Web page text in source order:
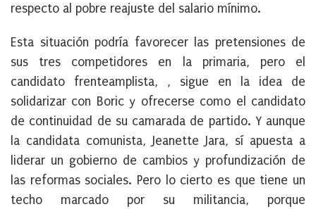
respecto al pobre reajuste del salario mínimo.
Esta situación podría favorecer las pretensiones de
sus tres competidores en la primaria, pero el
candidato frenteamplista, , sigue en la idea de
solidarizar con Boric y ofrecerse como el candidato
de continuidad de su camarada de partido. Y aunque
la candidata comunista, Jeanette Jara, sí apuesta a
liderar un gobierno de cambios y profundización de
las reformas sociales. Pero lo cierto es que tiene un
techo marcado por su militancia, porque